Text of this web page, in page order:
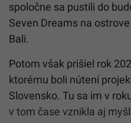
spoločne sa pustili do
Seven Dreams na
Bali.
Potom však prišiel rok
ktorému boli nútení
Slovensko. Tu sa im v
v tom čase vznikla aj